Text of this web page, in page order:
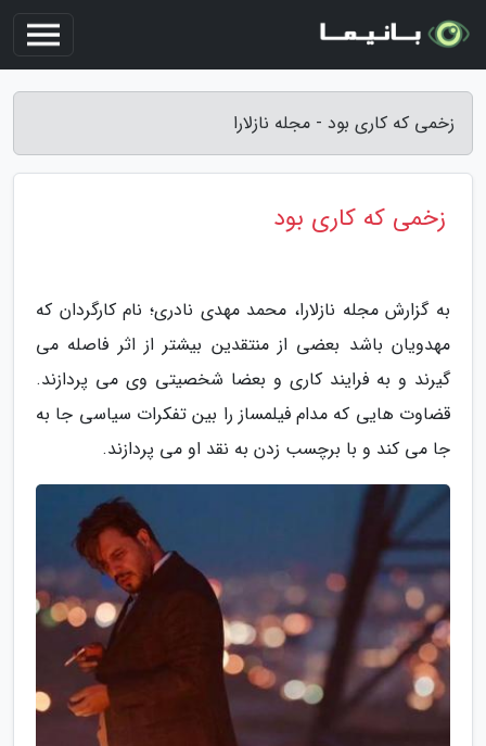
زخمی که کاری بود - مجله نازلارا
زخمی که کاری بود
به گزارش مجله نازلارا، محمد مهدی نادری؛ نام کارگردان که
مهدویان باشد بعضی از منتقدین بیشتر از اثر فاصله می
گیرند و به فرایند کاری و بعضا شخصیتی وی می پردازند.
قضاوت هایی که مدام فیلمساز را بین تفکرات سیاسی جا به
جا می کند و با برچسب زدن به نقد او می پردازند.